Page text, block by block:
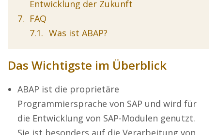
Entwicklung der Zukunft
FAQ
Was ist ABAP?
Das Wichtigste im Überblick
ABAP ist die proprietäre
Programmiersprache von SAP und wird für
die Entwicklung von SAP-Modulen genutzt.
Sie ist besonders auf die Verarbeitung von